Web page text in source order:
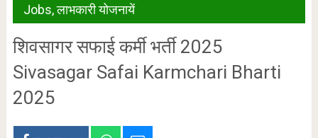
Jobs,लाभकारी योजनायें
शिवसागर सफाई कर्मी भर्ती 2025
Sivasagar Safai Karmchari Bharti
2025